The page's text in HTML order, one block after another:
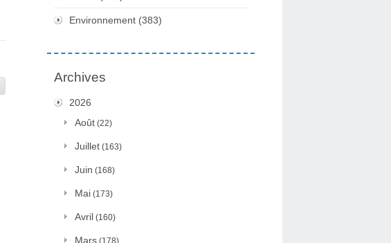
Environnement (383)
Archives
2026
Août (22)
Juillet (163)
Juin (168)
Mai (173)
Avril (160)
Mars (178)